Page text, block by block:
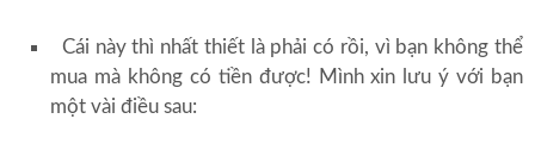
Cái này thì nhất thiết là phải có rồi, vì bạn không thể
mua mà không có tiền được! Mình xin lưu ý với bạn
một vài điều sau: